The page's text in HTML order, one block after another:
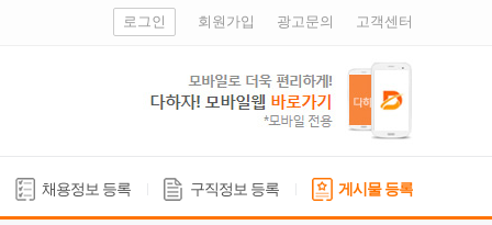
로그인 회원가입 광고문의 고객센터
채용정보 등록 구직정보 등록 게시물 등록